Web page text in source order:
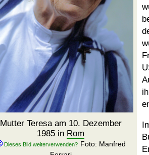
Mutter Teresa am 10. Dezember
1985 in Rom
Foto: Manfred